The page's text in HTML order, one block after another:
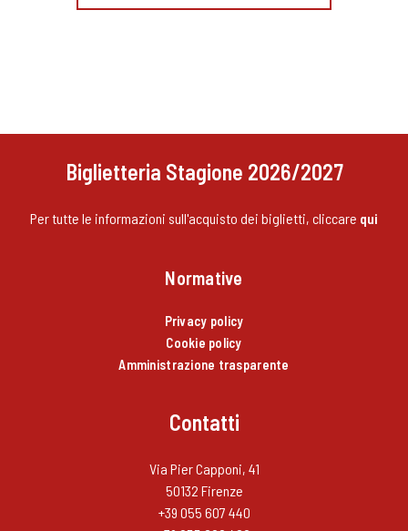
Biglietteria Stagione 2026/2027
Per tutte le informazioni sull'acquisto dei biglietti, cliccare qui
Normative
Privacy policy
Cookie policy
Amministrazione trasparente
Contatti
Via Pier Capponi, 41
50132 Firenze
+39 055 607 440